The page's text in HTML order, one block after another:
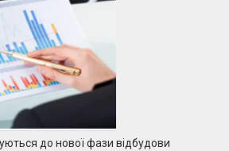
до нової фази відбудови